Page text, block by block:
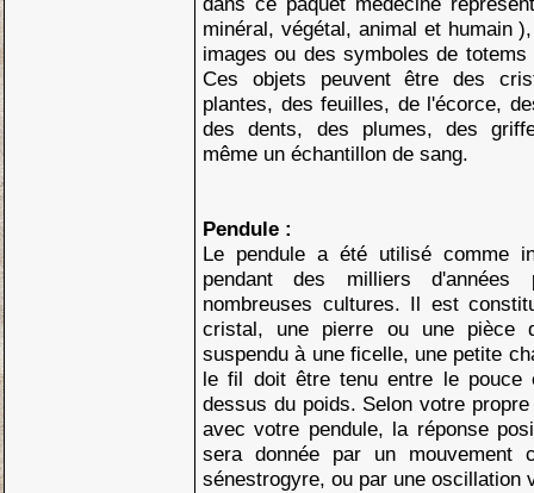
minéral, végétal, animal et humain
images ou des symboles de
Ces objets peuvent être des
plantes, des feuilles, de l'écorce,
des dents, des plumes, des
même un échantillon de sang.
Pendule :
Le pendule a été utilisé comme
pendant des milliers
nombreuses cultures. Il est
cristal, une pierre ou une pièce
suspendu à une ficelle, une petite
le fil doit être tenu entre le
dessus du poids. Selon votre
avec votre pendule, la réponse
sera donnée par un mouvement
sénestrogyre, ou par une oscillation